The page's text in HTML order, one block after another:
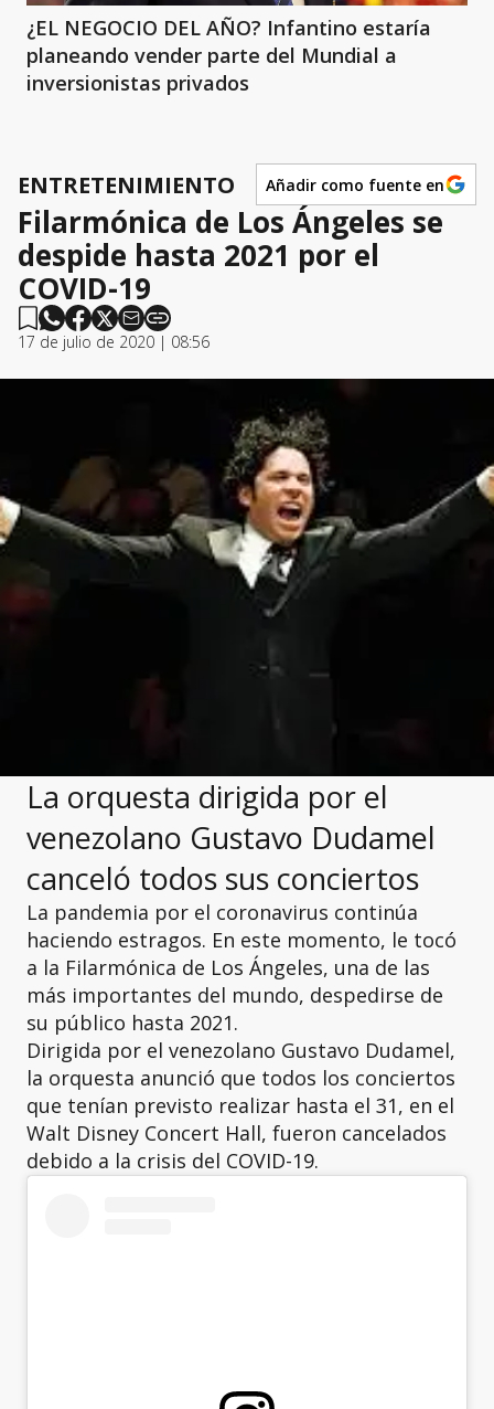
¿EL NEGOCIO DEL AÑO? Infantino estaría
planeando vender parte del Mundial a
inversionistas privados
ENTRETENIMIENTO Añadir como fuente en
Filarmónica de Los Ángeles se
despide hasta 2021 por el
COVID-19
17 de julio de 2020 | 08:56
La orquesta dirigida por el
venezolano Gustavo Dudamel
canceló todos sus conciertos
La pandemia por el coronavirus continúa
haciendo estragos. En este momento, le tocó
a la Filarmónica de Los Ángeles, una de las
más importantes del mundo, despedirse de
su público hasta 2021.
Dirigida por el venezolano Gustavo Dudamel,
la orquesta anunció que todos los conciertos
que tenían previsto realizar hasta el 31, en el
Walt Disney Concert Hall, fueron cancelados
debido a la crisis del COVID-19.